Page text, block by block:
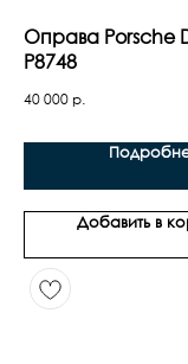
Оправа Porsche
P8748
40 000 р.
Добавить в